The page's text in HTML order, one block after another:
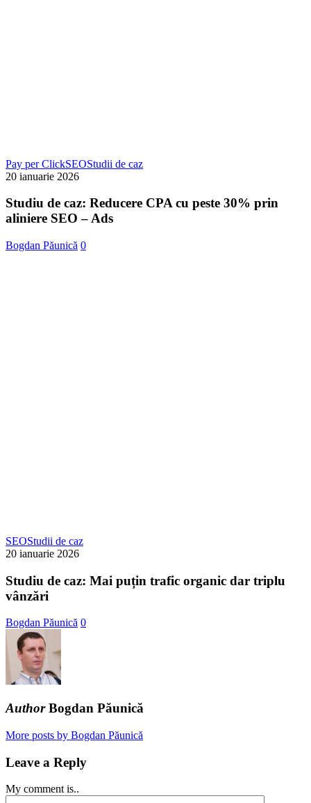
Pay per ClickSEOStudii de cazStudiu
Reducere
20 ianuarie 2026
Studiu de caz: Reducere CPA cu peste 30% prin
aliniere SEO – Ads
Bogdan Păunică 0
SEOStudii de cazStudiu
Mai
dar
20 ianuarie 2026
Studiu de caz: Mai puțin trafic organic dar triplu
vânzări
Bogdan Păunică 0
AuthorBogdan Păunică
More posts by Bogdan Păunică
Leave a Reply
My comment is..